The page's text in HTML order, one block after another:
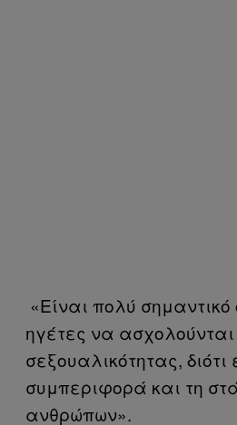
«Είναι πολύ σημαντικό
ηγέτες να
σεξουαλικότητας,
συμπεριφορά και τη
ανθρώπων».